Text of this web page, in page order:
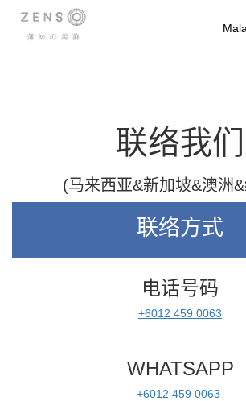
联络我们
(马来西亚&新加坡&澳洲
联络方式
电话号码
+6012 459 0063
WHATSAPP
+6012 459 0063